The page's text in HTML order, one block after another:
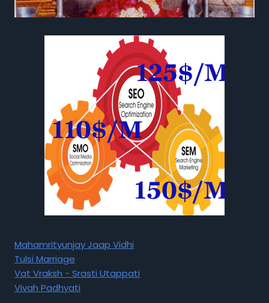
Mahamrityunjay Jaap Vidhi
Tulsi Marriage
Vat Vraksh - Srasti Utappati
Vivah Padhyati